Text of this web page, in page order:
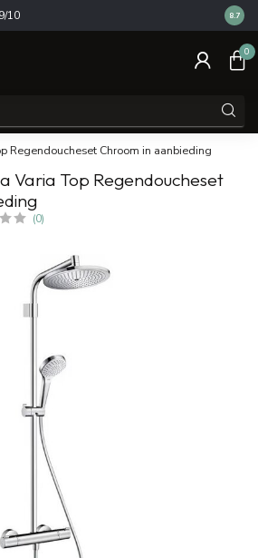
10 14
8.7
0
Regendoucheset Chroom in aanbieding
Varia Top Regendoucheset
(0)